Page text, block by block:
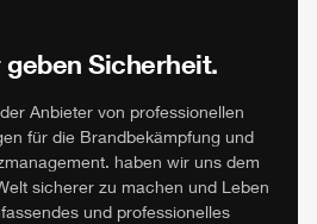
geben Sicherheit.
Anbieter von professionellen
für die Brandbekämpfung und
haben wir uns dem
sicherer zu machen und Leben
und professionelles